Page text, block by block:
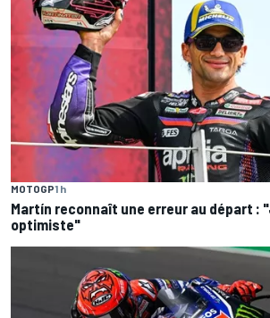
MOTOGP1 h
Martín reconnaît une erreur au départ :
optimiste"